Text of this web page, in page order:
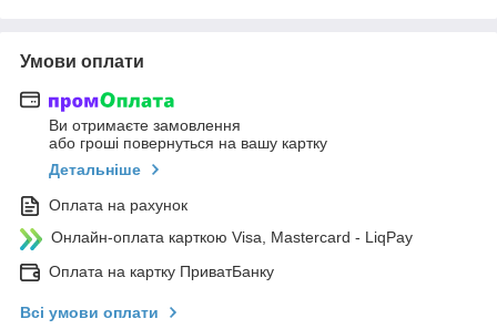
Умови оплати
Ви отримаєте замовлення
або гроші повернуться на вашу картку
Детальніше
Оплата на рахунок
Онлайн-оплата карткою Visa, Mastercard - LiqPay
Оплата на картку ПриватБанку
Всі умови оплати